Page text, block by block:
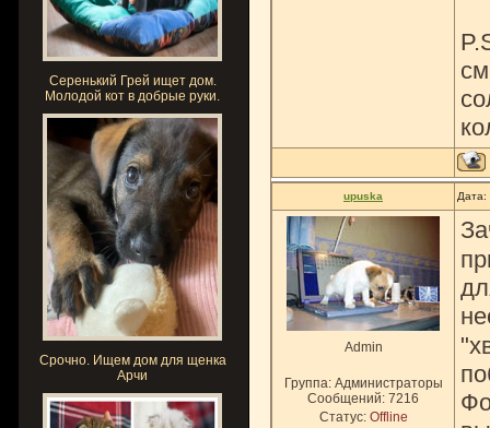
Серенький Грей ищет дом.
Молодой кот в добрые руки.
Срочно. Ищем дом для щенка
Арчи
upuska
Admin
Группа: Администраторы
Сообщений: 7216
Статус: Offline